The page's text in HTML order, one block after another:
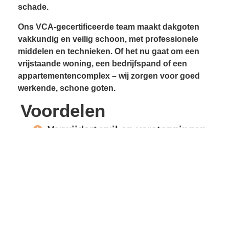
schade.
Ons VCA-gecertificeerde team maakt dakgoten
vakkundig en veilig schoon, met professionele
middelen en technieken. Of het nu gaat om een
vrijstaande woning, een bedrijfspand of een
appartementencomplex – wij zorgen voor goed
werkende, schone goten.
Voordelen
Verwijdert vuil en verstoppingen